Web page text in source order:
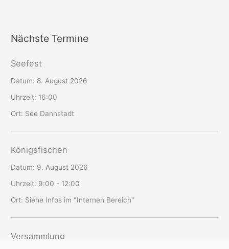
Nächste Termine
Seefest
Datum: 8. August 2026
Uhrzeit: 16:00
Ort: See Dannstadt
Königsfischen
Datum: 9. August 2026
Uhrzeit: 9:00 - 12:00
Ort: Siehe Infos im "Internen Bereich"
Versammlung